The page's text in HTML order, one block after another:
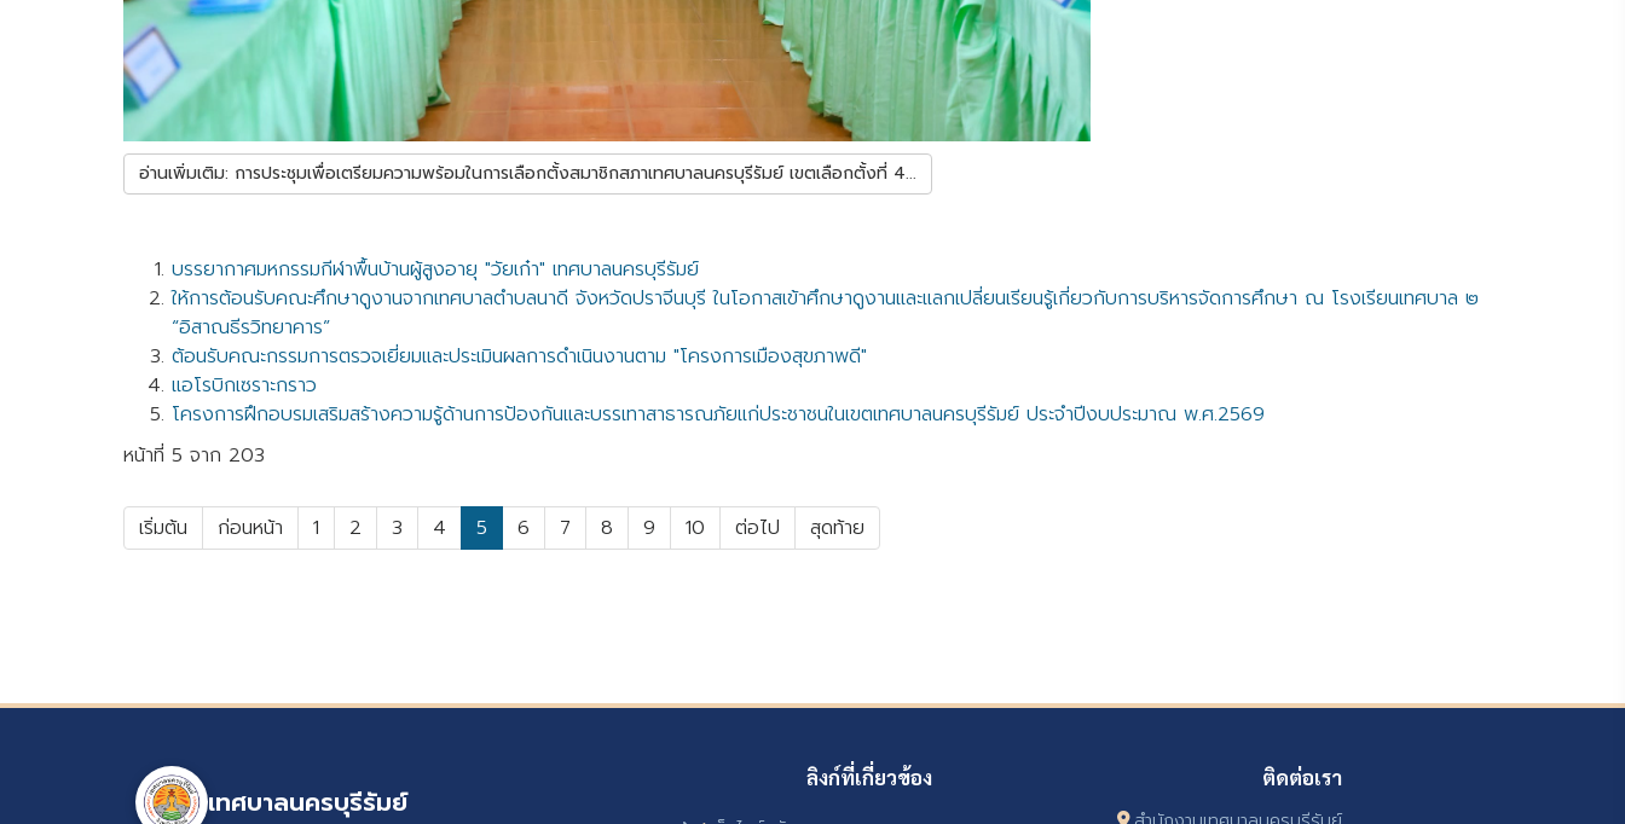
อ่านเพิ่มเติม: การประชุมเพื่อเตรียมความพร้อมในการเลือกตั้งสมาชิกสภาเทศบาลนครบุรีรัมย์ เขตเลือกตั้งที่ 4...
บรรยากาศมหกรรมกีฬาพื้นบ้านผู้สูงอายุ "วัยเก๋า" เทศบาลนครบุรีรัมย์
ให้การต้อนรับคณะศึกษาดูงานจากเทศบาลตำบลนาดี จังหวัดปราจีนบุรี ในโอกาสเข้าศึกษาดูงานและแลกเปลี่ยนเรียนรู้เกี่ยวกับการบริหารจัดการศึกษา ณ โรงเรียนเทศบาล ๒
“อิสาณธีรวิทยาคาร”
ต้อนรับคณะกรรมการตรวจเยี่ยมและประเมินผลการดำเนินงานตาม "โครงการเมืองสุขภาพดี"
แอโรบิกเซราะกราว
โครงการฝึกอบรมเสริมสร้างความรู้ด้านการป้องกันและบรรเทาสาธารณภัยแก่ประชาชนในเขตเทศบาลนครบุรีรัมย์ ประจำปีงบประมาณ พ.ศ.2569
หน้าที่ 5 จาก 203
เริ่มต้น ก่อนหน้า 1 2 3 4 5 6 7 8 9 10 ต่อไป สุดท้าย
เทศบาลนครบุรีรัมย์
ลิงก์ที่เกี่ยวข้อง ติดต่อเรา